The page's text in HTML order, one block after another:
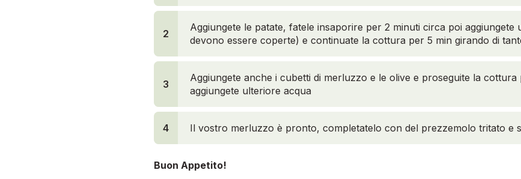
2
Aggiungete le patate, fatele insaporire per 2 minuti circa poi aggiungete
devono essere coperte) e continuate la cottura per 5 min girando di
Aggiungete anche i cubetti di merluzzo e le olive e proseguite la cottura
aggiungete ulteriore acqua
3
4 Il vostro merluzzo è pronto, completatelo con del prezzemolo tritato e
Buon Appetito!